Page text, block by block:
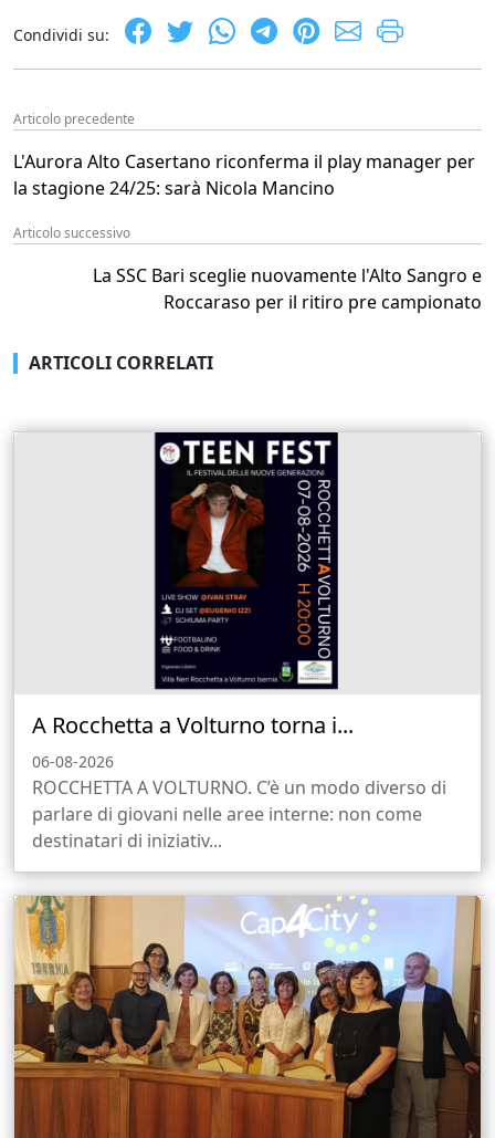
Condividi su:
Articolo precedente
L'Aurora Alto Casertano riconferma il play manager per
la stagione 24/25: sarà Nicola Mancino
Articolo successivo
La SSC Bari sceglie nuovamente l'Alto Sangro e
Roccaraso per il ritiro pre campionato
ARTICOLI CORRELATI
A Rocchetta a Volturno torna i...
06-08-2026
ROCCHETTA A VOLTURNO. C’è un modo diverso di
parlare di giovani nelle aree interne: non come
destinatari di iniziativ...